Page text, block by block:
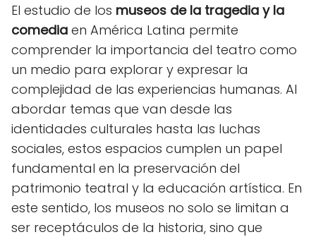
El estudio de los museos de la tragedia y la
comedia en América Latina permite
comprender la importancia del teatro como
un medio para explorar y expresar la
complejidad de las experiencias humanas. Al
abordar temas que van desde las
identidades culturales hasta las luchas
sociales, estos espacios cumplen un papel
fundamental en la preservación del
patrimonio teatral y la educación artística. En
este sentido, los museos no solo se limitan a
ser receptáculos de la historia, sino que